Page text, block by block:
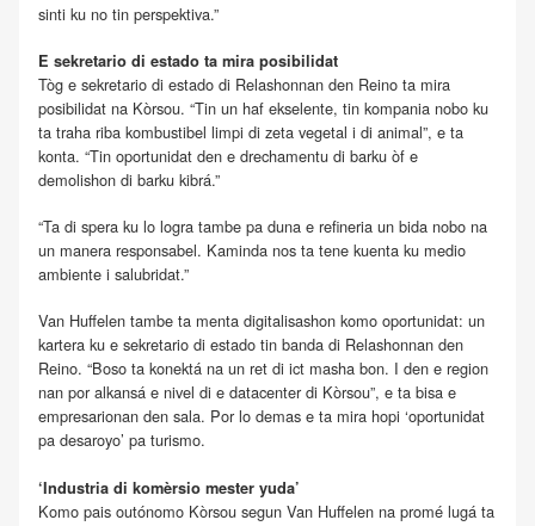
sinti ku no tin perspektiva.”
E sekretario di estado ta mira posibilidat
Tòg e sekretario di estado di Relashonnan den Reino ta mira
posibilidat na Kòrsou. “Tin un haf ekselente, tin kompania nobo ku
ta traha riba kombustibel limpi di zeta vegetal i di animal”, e ta
konta. “Tin oportunidat den e drechamentu di barku òf e
demolishon di barku kibrá.”
“Ta di spera ku lo logra tambe pa duna e refineria un bida nobo na
un manera responsabel. Kaminda nos ta tene kuenta ku medio
ambiente i salubridat.”
Van Huffelen tambe ta menta digitalisashon komo oportunidat: un
kartera ku e sekretario di estado tin banda di Relashonnan den
Reino. “Boso ta konektá na un ret di ict masha bon. I den e region
nan por alkansá e nivel di e datacenter di Kòrsou”, e ta bisa e
empresarionan den sala. Por lo demas e ta mira hopi ‘oportunidat
pa desaroyo’ pa turismo.
‘Industria di komèrsio mester yuda’
Komo pais outónomo Kòrsou segun Van Huffelen na promé lugá ta